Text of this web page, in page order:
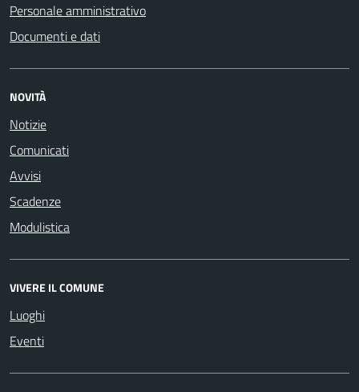
Personale amministrativo
Documenti e dati
NOVITÀ
Notizie
Comunicati
Avvisi
Scadenze
Modulistica
VIVERE IL COMUNE
Luoghi
Eventi